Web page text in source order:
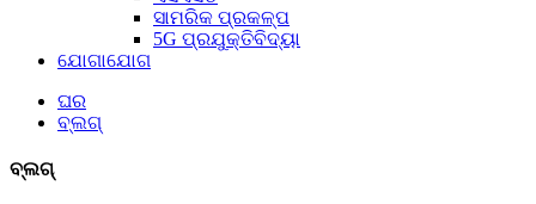
ସାମରିକ ପ୍ରକଳ୍ପ
5G ପ୍ରଯୁକ୍ତିବିଦ୍ୟା
ଯୋଗାଯୋଗ
ଘର
ବ୍ଲଗ୍
ବ୍ଲଗ୍